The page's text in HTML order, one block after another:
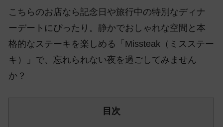
こちらのお店なら記念日や旅行中の特別なディナ
ーデートにぴったり。静かでおしゃれな空間と本
格的なステーキを楽しめる「Missteak（ミスステー
キ）」で、忘れられない夜を過ごしてみません
か？
目次